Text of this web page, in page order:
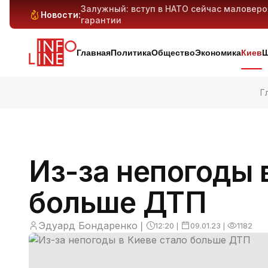
Новости:
Залужный: вступ в НАТО сейчас
гарантии
Антибиотикорезистентность у детей
Генеративный ИИ может вытеснить
Киев и область под массированным
ГлавнаяПолитикаОбществоЭкономикаКиев
Из-за непогоды
больше ДТП
Эдуард Бондаренко ❘ 12:20 ❘ 09.01.23 ❘ 1182